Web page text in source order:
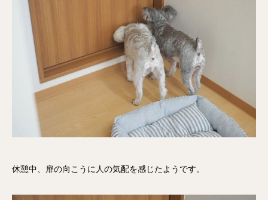
休憩中、扉の向こうに人の気配を感じたようです。